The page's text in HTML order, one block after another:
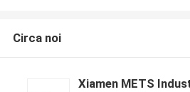
Circa noi
Xiamen METS